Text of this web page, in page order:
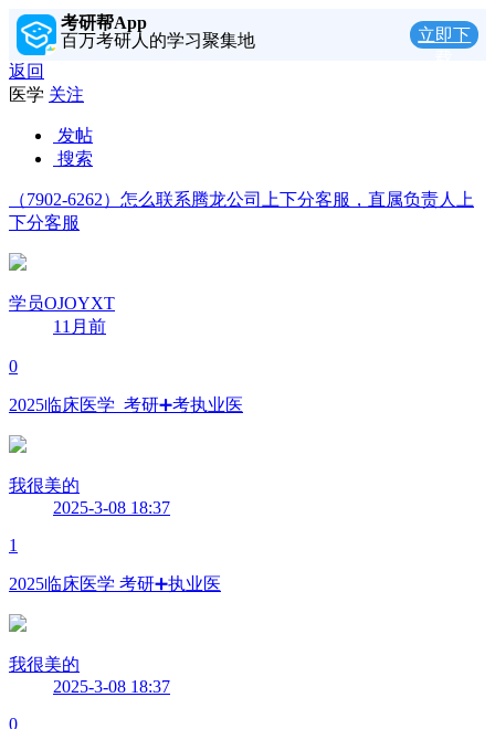
考研帮App
百万考研人的学习聚集地
立即下
返回
医学 关注
发帖
搜索
（7902-6262）怎么联系腾龙公司上下分客服，直属负责人上
下分客服
学员OJOYXT
11月前
0
2025临床医学 ️ 考研➕考执业医
我很美的
2025-3-08 18:37
1
2025临床医学️ 考研➕执业医
我很美的
2025-3-08 18:37
0